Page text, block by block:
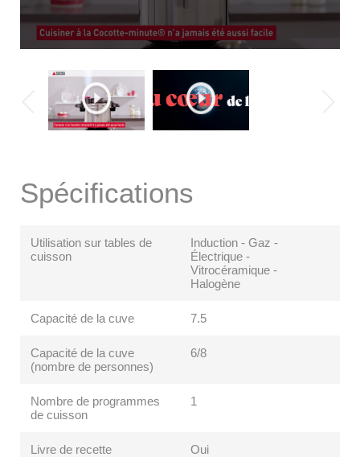
Spécifications
Utilisation sur tables de
cuisson
Induction - Gaz -
Électrique -
Vitrocéramique -
Halogène
Capacité de la cuve 7.5
Capacité de la cuve
(nombre de personnes)
6/8
Nombre de programmes
de cuisson
1
Livre de recette Oui